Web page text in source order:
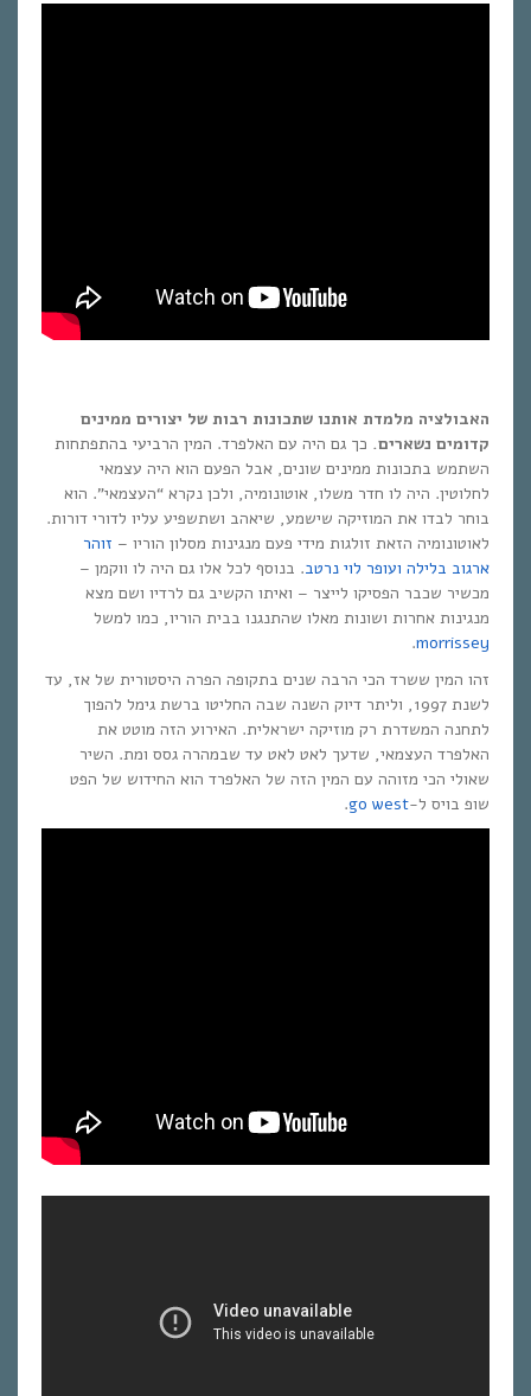
האבולציה מלמדת אותנו שתכונות רבות של יצורים ממינים
קדומים נשארים. כך גם היה עם האלפרד. המין הרביעי בהתפתחות
השתמש בתכונות ממינים שונים, אבל הפעם הוא היה עצמאי
לחלוטין. היה לו חדר משלו, אוטונומיה, ולכן נקרא “העצמאי”. הוא
בוחר לבדו את המוזיקה שישמע, שיאהב ושתשפיע עליו לדורי דורות.
לאוטונומיה הזאת זולגות מידי פעם מנגינות מסלון הוריו – זוהר
ארגוב בלילה ועופר לוי נרטב. בנוסף לכל אלו גם היה לו ווקמן –
מכשיר שכבר הפסיקו לייצר – ואיתו הקשיב גם לרדיו ושם מצא
מנגינות אחרות ושונות מאלו שהתנגנו בבית הוריו, כמו למשל
morrissey
.
זהו המין ששרד הכי הרבה שנים בתקופה הפרה היסטורית של אז, עד
לשנת 1997, וליתר דיוק השנה שבה החליטו ברשת גימל להפוך
לתחנה המשדרת רק מוזיקה ישראלית. האירוע הזה מוטט את
האלפרד העצמאי, שדעך לאט לאט עד שבמהרה גסס ומת. השיר
שאולי הכי מזוהה עם המין הזה של האלפרד הוא החידוש של הפט
שופ בויס ל-go west
.